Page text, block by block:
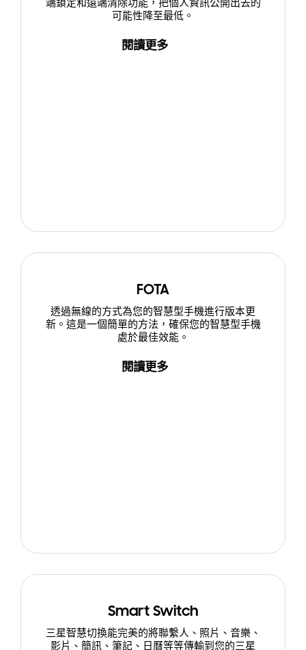
端鎖定和遠端清除功能，把個人資訊公開出去的
可能性降至最低。
閱讀更多
FOTA
透過無線的方式為您的智慧型手機進行版本更
新。這是一個簡單的方法，確保您的智慧型手機
處於最佳效能。
閱讀更多
Smart Switch
三星智慧切換能完美的將聯繫人、照片、音樂、
影片、簡訊、筆記、日曆等等傳輸到您的三星